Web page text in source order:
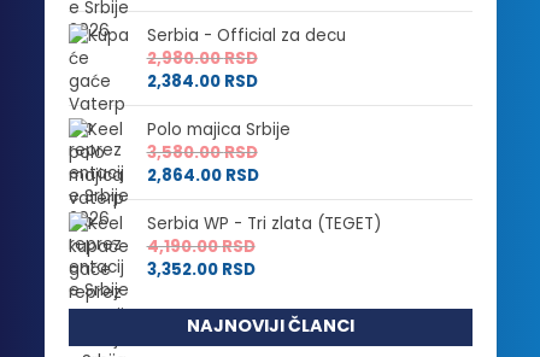
Serbia - Official za decu
2,980.00RSD
2,384.00 RSD
Polo majica Srbije
3,580.00RSD
2,864.00 RSD
Serbia WP - Tri zlata (TEGET)
4,190.00RSD
3,352.00 RSD
NAJNOVIJI ČLANCI